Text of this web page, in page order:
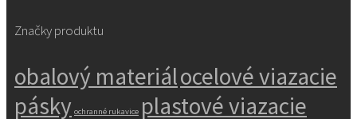
Značky produktu
obalový materiálocelové viazacie
pásky ochranné rukavice plastové viazacie